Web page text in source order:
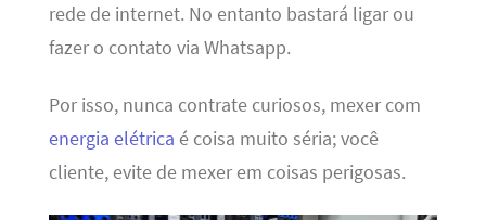
rede de internet. No entanto bastará ligar ou
fazer o contato via Whatsapp.
Por isso, nunca contrate curiosos, mexer com
energia elétrica é coisa muito séria; você
cliente, evite de mexer em coisas perigosas.